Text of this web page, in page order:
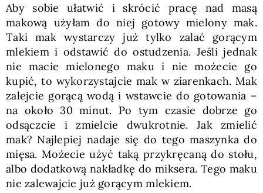
Aby sobie ułatwić i skrócić pracę nad masą
makową użyłam do niej gotowy mielony mak.
Taki mak wystarczy już tylko zalać gorącym
mlekiem i odstawić do ostudzenia. Jeśli jednak
nie macie mielonego maku i nie możecie go
kupić, to wykorzystajcie mak w ziarenkach. Mak
zalejcie gorącą wodą i wstawcie do gotowania –
na około 30 minut. Po tym czasie dobrze go
odsączcie i zmielcie dwukrotnie. Jak zmielić
mak? Najlepiej nadaje się do tego maszynka do
mięsa. Możecie użyć taką przykręcaną do stołu,
albo dodatkową nakładkę do miksera. Tego maku
nie zalewajcie już gorącym mlekiem.